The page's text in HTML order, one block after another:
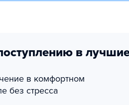
в
в комфортном
без стресса